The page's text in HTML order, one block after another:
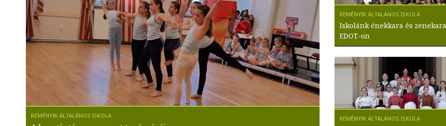
Iskolánk énekkara és
EDOT-on